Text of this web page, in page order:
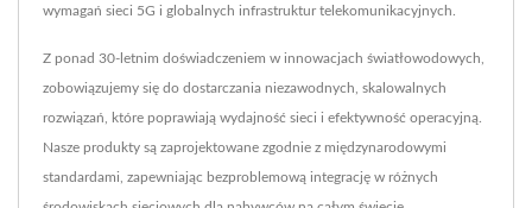
wymagań sieci 5G i globalnych infrastruktur telekomunikacyjnych.
Z ponad 30-letnim doświadczeniem w innowacjach światłowodowych,
zobowiązujemy się do dostarczania niezawodnych, skalowalnych
rozwiązań, które poprawiają wydajność sieci i efektywność operacyjną.
Nasze produkty są zaprojektowane zgodnie z międzynarodowymi
standardami, zapewniając bezproblemową integrację w różnych